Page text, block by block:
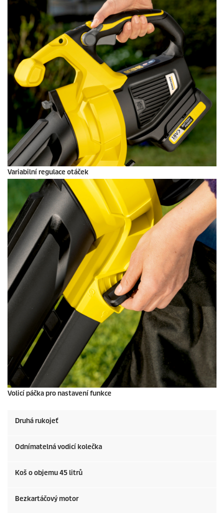
Variabilní regulace otáček
Volicí páčka pro nastavení funkce
Druhá rukojeť
Odnímatelná vodicí kolečka
Koš o objemu 45 litrů
Bezkartáčový motor